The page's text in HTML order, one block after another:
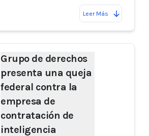
Leer Más
Grupo de derechos
presenta una queja
federal contra la
empresa de
contratación de
inteligencia